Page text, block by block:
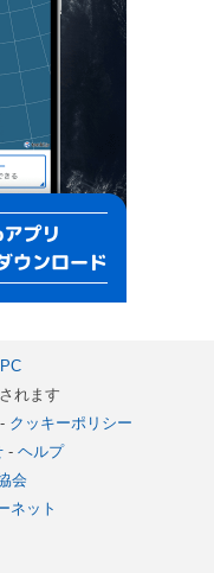
PC
れます
- クッキーポリシー
- ヘルプ
会
ネット